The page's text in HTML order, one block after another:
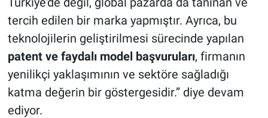
tercih edilen bir marka yapmıştır. Ayrıca, bu
teknolojilerin geliştirilmesi sürecinde yapılan
patent ve faydalı model başvuruları, firmanın
yenilikçi yaklaşımının ve sektöre sağladığı
katma değerin bir göstergesidir.” diye devam
ediyor.